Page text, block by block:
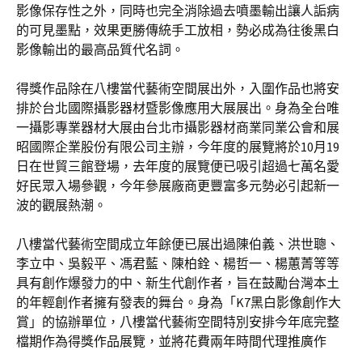
影像保存性之外，同時也完全消除過去噴墨輸出讓人詬病
的可見墨點，效果更勝傳統手工放相，勢必成為往後黑白
影像輸出的最高品質代名詞。
得獎作品除在八樓當代藝術空間展出外，入圍作品也將安
排於台北國際攝影器材暨影像應用大展展出。身為全台唯
一攝影專業器材大展由台北市攝影器材商業同業公會和展
昭國際企業股份有限公司主辦，今年度的展覽將於10月19
日在世貿三館登場，去年度的展覽便已吸引超過七萬名愛
好民眾入場參觀，今年參展廠商更豐富多元勢必引起新一
波的觀展熱潮。
八樓當代藝術空間成立年餘便已展出過陳伯義、洪世聰、
李立中、吳毅平、馮君藍、陳柏銓、楊哲一、楊蕙菁等等
具有創作爆發力的中、新生代創作者，旨在鼓勵台灣本土
的年輕創作者擁有發表的舞台。身為「K7黑白影像創作大
賞」的協辦單位，八樓當代藝術空間特別安排今年底完整
檔期作為得獎作品展覽，並將花費兩年時間代理推廣作